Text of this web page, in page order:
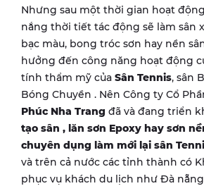
Nhưng sau một thời gian hoạt
nắng thời tiết tác động sẽ làm sân
bạc màu, bong tróc sơn hay nền
hưởng đến công năng hoạt động
tính thẩm mỹ của Sân Tennis, sân
Bóng Chuyền . Nên Công ty Cổ
Phúc Nha Trang đã và đang triển
tạo sân , lăn sơn Epoxy hay sơn
chuyên dụng làm mới lại sân
và trên cả nước các tỉnh thành có
phục vụ khách du lịch như Đà